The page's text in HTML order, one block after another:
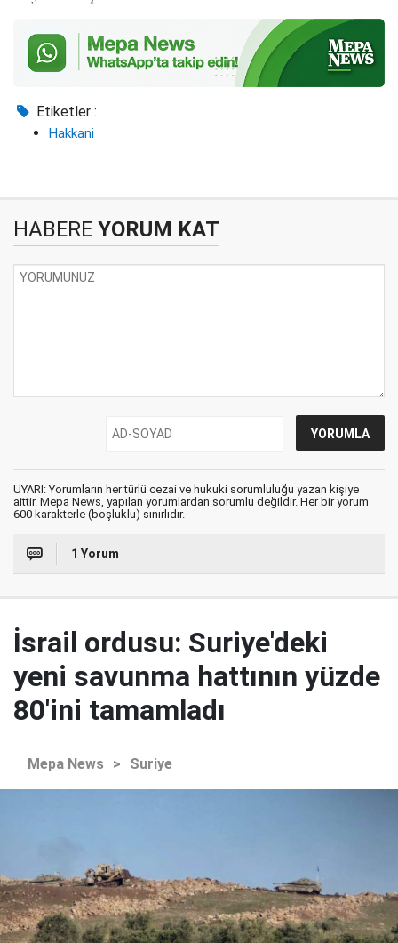
Etiketler :
Hakkani
HABERE YORUM KAT
UYARI: Yorumların her türlü cezai ve hukuki sorumluluğu yazan kişiye
aittir. Mepa News, yapılan yorumlardan sorumlu değildir. Her bir yorum
600 karakterle (boşluklu) sınırlıdır.
1 Yorum
İsrail ordusu: Suriye'deki
yeni savunma hattının yüzde
80'ini tamamladı
Mepa News > Suriye